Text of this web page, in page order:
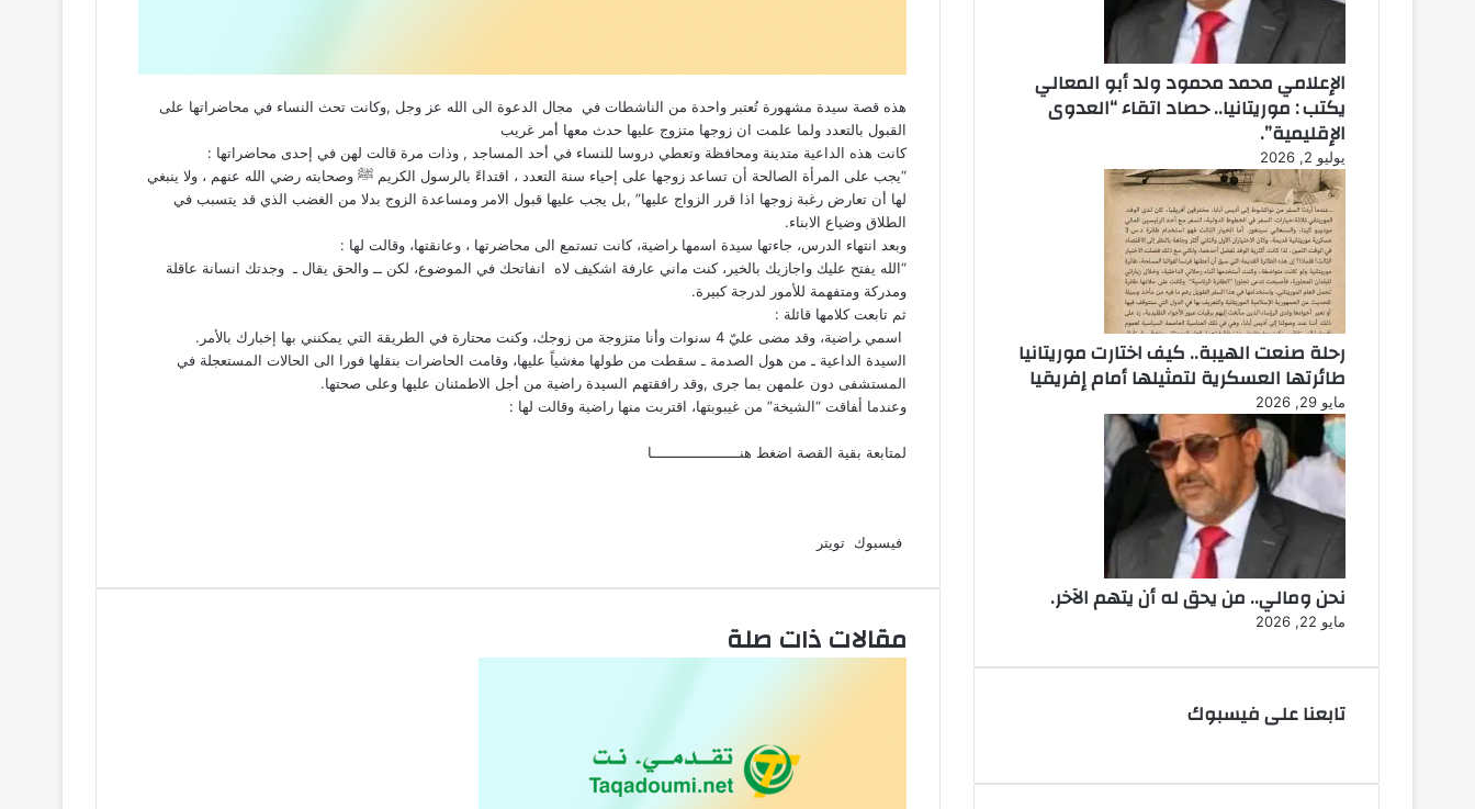
هذه قصة سيدة مشهورة تُعتبر واحدة من الناشطات في مجال الدعوة الى الله عز وجل ,وكانت تحث النساء في محاضراتها على
القبول بالتعدد ولما علمت ان زوجها متزوج عليها حدث معها أمر غريب
كانت هذه الداعية ﻣﺘﺪﻳﻨﺔ ومحافظة وﺗﻌﻄﻲ ﺩﺭﻭسا ﻟﻠﻨﺴﺎﺀ ﻓﻲ أحد المساجد , وذات ﻣﺮﺓ ﻗﺎﻟﺖ لهن في إحدى محاضراتها :
“يجب ﻋﻠﻰ ﺍﻟﻤﺮﺃﺓ ﺍﻟﺼﺎﻟﺤﺔ ﺃﻥ ﺗﺴﺎﻋﺪ ﺯﻭﺟﻬﺎ ﻋﻠﻰ ﺇﺣﻴﺎﺀ سنة التعدد ، اﻗﺘﺪﺍﺀً ﺑﺎﻟﺮﺳﻮﻝ ﺍﻟﻜﺮﻳﻢ ﷺ وصحابته رضي الله عنهم ، ﻭلا ينبغي
لها أن ﺗﻌﺎﺭض ﺭﻏﺒﺔ ﺯﻭﺟﻬﺎ اذا قرر الزواج عليها” ,بل يجب عليها قبول الامر ومساعدة الزوج بدلا من الغضب الذي قد يتسبب في
الطلاق وضياع الابناء.
وﺑﻌﺪ اﻧﺘﻬﺎﺀ ﺍﻟﺪﺭﺱ، جاءتها سيدﺓ اﺳمها ﺮاﺿﻴﺔ، ﻛﺎﻧﺖ ﺗﺴتمع الى محاضرتها ، ﻭﻋﺎﻧﻘﺘﻬﺎ، ﻭﻗﺎﻟﺖ ﻟﻬﺎ :
“ﺍﻟﻠﻪ ﻳﻔﺘﺢ ﻋﻠﻴﻚ واجازيك بالخير، ﻛﻨﺖ ﻣاني ﻋﺎﺭﻓﺔ اشكيف لاه انفاتحك في ﺍﻟﻤﻮﺿﻮﻉ، ﻟﻜﻦ ــ وﺍﻟﺤﻖ يقال ـ وجدتك انسانة عاقلة
ومدركة ومتفهمة للأمور ﻟﺪﺭﺟﺔ ﻛﺒﻴﺮﺓ.
ثم تابعت كلامها قائلة :
ﺍﺳﻤﻲ ﺮاﺿﻴﺔ، ﻭقد مضى عليّ 4 ﺳنوات وأنا ﻣﺘﺰﻭﺟﺔ ﻣﻦ زوجك، ﻭكنت محتارة في الطريقة التي يمكنني بها إخبارك بالأمر.
ﺍﻟسيدة الداعية ـ ﻣﻦ هول الصدمة ـ سقطت من طولها ﻣﻐشياً ﻋﻠﻴﻬﺎ، ﻭقامت الحاضرات بنقلها فورا الى الحالات المستعجلة في
المستشفى دون علمهن بما جرى ,ﻭقد رافقتهم السيدة راضية من أجل الاطمئنان عليها وعلى صحتها.
ﻭعندما ﺃﻔﺎﻗﺖ “ﺍﻟﺸﻴﺨﺔ” من غيبوبتها، اقتربت منها راضية وﻗﺎﻟﺖ ﻟﻬﺎ :
لمتابعة بقية القصة اضغط هنــــــــــــــــــــا
فيسبوك تويتر
البريد
مقالات ذات صلة
الإعلامي محمد محمود ولد أبو المعالي
يكتب : موريتانيا.. حصاد اتقاء “العدوى
الإقليمية”.
يوليو 2, 2026
رحلة صنعت الهيبة.. كيف اختارت موريتانيا
طائرتها العسكرية لتمثيلها أمام إفريقيا
مايو 29, 2026
نحن ومالي.. من يحق له أن يتهم الآخر.
مايو 22, 2026
تابعنا على فيسبوك